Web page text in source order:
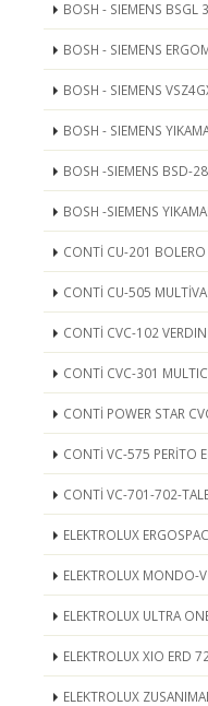
BOSH - SIEMENS BSGL
BOSH - SIEMENS
BOSH - SIEMENS
BOSH - SIEMENS
BOSH -SIEMENS BSD-
BOSH -SIEMENS
CONTİ CU-201
CONTİ CU-505
CONTİ CVC-102
CONTİ CVC-301
CONTİ POWER STAR
CONTİ VC-575 PERİTO
CONTİ VC-701-702-
ELEKTROLUX
ELEKTROLUX MONDO-
ELEKTROLUX ULTRA
ELEKTROLUX XIO ERD
ELEKTROLUX